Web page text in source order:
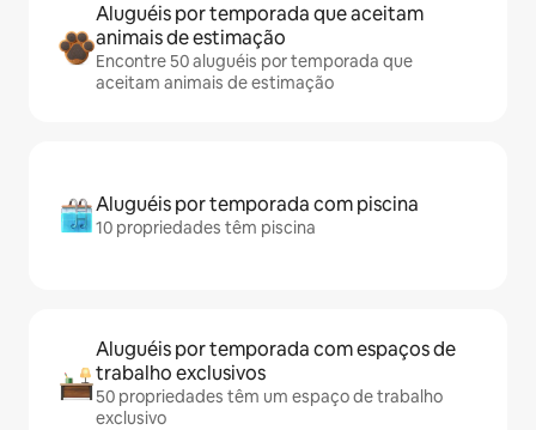
Aluguéis por temporada que aceitam
animais de estimação
Encontre 50 aluguéis por temporada que
aceitam animais de estimação
Aluguéis por temporada com piscina
10 propriedades têm piscina
Aluguéis por temporada com espaços de
trabalho exclusivos
50 propriedades têm um espaço de trabalho
exclusivo